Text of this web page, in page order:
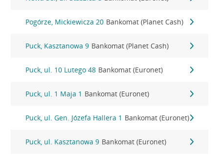
Pogórze, Mickiewicza 20 Bankomat (Planet Cash)
Puck, Kasztanowa 9 Bankomat (Planet Cash)
Puck, ul. 10 Lutego 48 Bankomat (Euronet)
Puck, ul. 1 Maja 1 Bankomat (Euronet)
Puck, ul. Gen. Józefa Hallera 1 Bankomat (Euronet)
Puck, ul. Kasztanowa 9 Bankomat (Euronet)